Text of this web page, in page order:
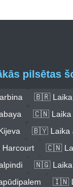
pilsētas
🇧🇷 Laika
🇨🇳 Laika
🇧🇾 Laika
🇨🇳
🇳🇬 Laika
🇮🇳